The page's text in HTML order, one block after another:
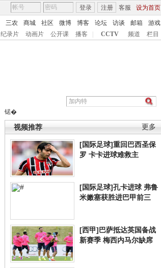
客服 设为首页
登录 注册
三农 商城 社区 微博 博客 论坛 访谈 邮箱
游戏
纪录片 动画片 公开课 播客 CCTV 频道 栏目
锘�
更多
视频推荐
[国际足球]重回巴西圣保
罗 卡卡进球难救主
[国际足球]孔卡进球 弗鲁
米嫩塞获胜进巴甲前三
[西甲]巴萨抵达英国备战
新赛季 梅西内马尔缺席